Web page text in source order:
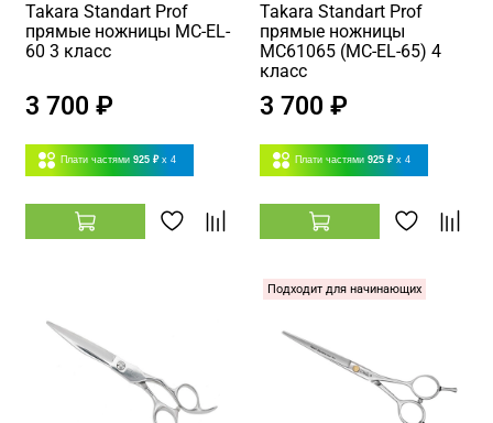
Takara Standart Prof
прямые ножницы MC-EL-
60 3 класс
3 700 ₽
Плати частями 925 ₽ x 4
Takara Standart Prof
прямые ножницы
MC61065 (MC-EL-65) 4
класс
3 700 ₽
Плати частями 925 ₽ x 4
Подходит для начинающих